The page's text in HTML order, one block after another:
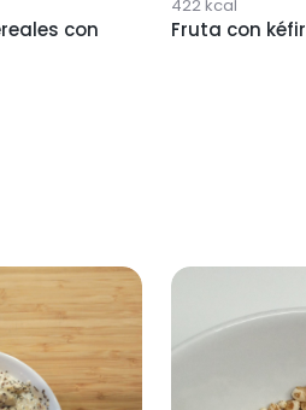
con
422kcal
Fruta con kéfir